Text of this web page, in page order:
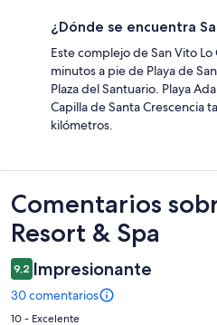
¿Dónde se encuentra
Este complejo de San Vito
minutos a pie de Playa de
Plaza del Santuario. Playa
Capilla de Santa Crescencia
kilómetros.
Comentarios
Comentarios
Resort & Spa
9,2 Impresionante
30 comentarios
23
10 - Excelente